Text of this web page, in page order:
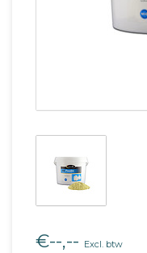
€--,-- Excl. btw